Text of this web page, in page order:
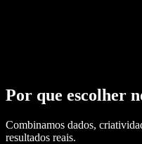
Por que escolher
Combinamos dados,
resultados reais.